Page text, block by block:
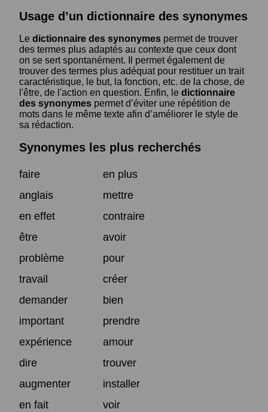
Usage d’un dictionnaire des synonymes
Le dictionnaire des synonymes permet de trouver
des termes plus adaptés au contexte que ceux dont
on se sert spontanément. Il permet également de
trouver des termes plus adéquat pour restituer un trait
caractéristique, le but, la fonction, etc. de la chose, de
l'être, de l'action en question. Enfin, le dictionnaire
des synonymes permet d’éviter une répétition de
mots dans le même texte afin d’améliorer le style de
sa rédaction.
Synonymes les plus recherchés
faire
en plus
anglais
mettre
en effet
contraire
être
avoir
problème
pour
travail
créer
demander
bien
important
prendre
expérience
amour
dire
trouver
augmenter
installer
en fait
voir